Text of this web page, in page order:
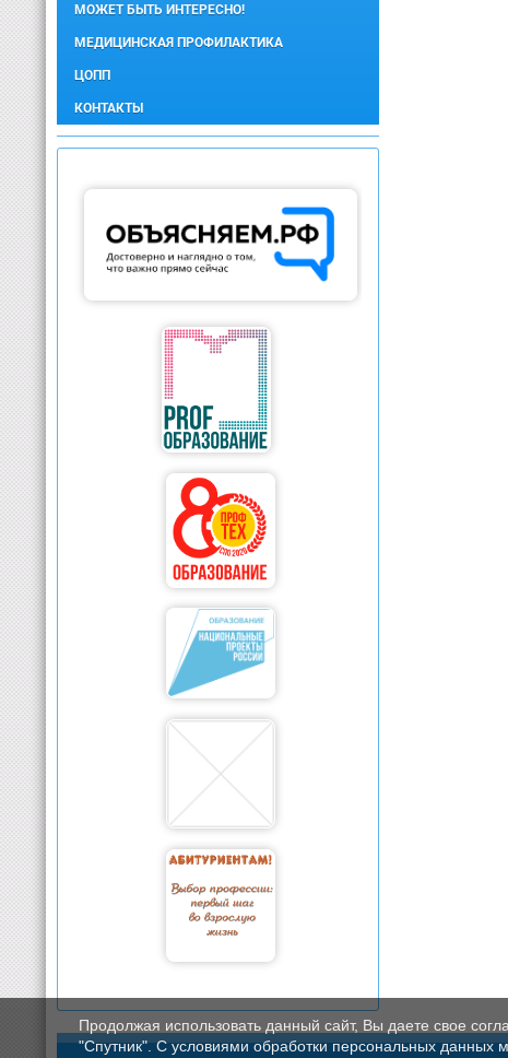
МОЖЕТ БЫТЬ ИНТЕРЕСНО!
МЕДИЦИНСКАЯ ПРОФИЛАКТИКА
ЦОПП
КОНТАКТЫ
Продолжая использовать данный сайт, Вы даете свое
"Спутник". С условиями обработки персональных данных